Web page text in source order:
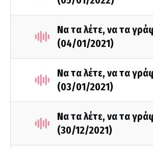
Να τα λέτε, να τα
(04/01/2021)
Να τα λέτε, να τα
(03/01/2021)
Να τα λέτε, να τα
(30/12/2021)